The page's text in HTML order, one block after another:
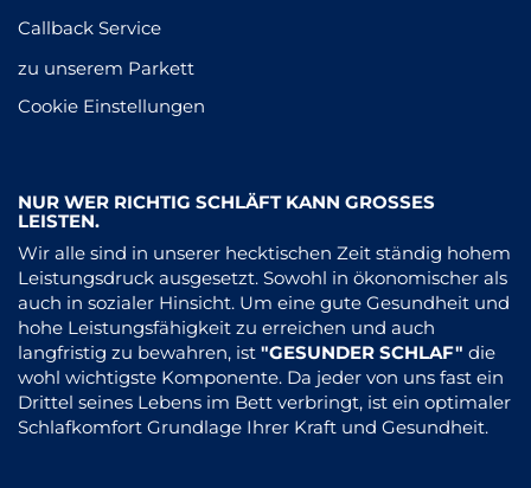
Callback Service
zu unserem Parkett
Cookie Einstellungen
NUR WER RICHTIG SCHLÄFT KANN GROSSES L
EISTEN.
​Wir alle sind in unserer hecktischen Zeit ständig hohem
Leistungsdruck ausgesetzt. Sowohl in ökonomischer als
auch in sozialer Hinsicht. Um eine gute Gesundheit und
hohe Leistungsfähigkeit zu erreichen und auch
langfristig zu bewahren, ist "GESUNDER SCHLAF" die
wohl wichtigste Komponente. Da jeder von uns fast ein
Drittel seines Lebens im Bett verbringt, ist ein optimaler
Schlafkomfort Grundlage Ihrer Kraft und Gesundheit.